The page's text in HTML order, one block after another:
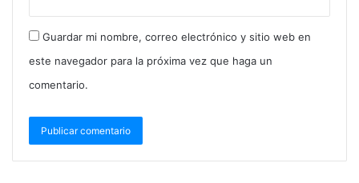
Guardar mi nombre, correo electrónico y sitio web en
este navegador para la próxima vez que haga un
comentario.